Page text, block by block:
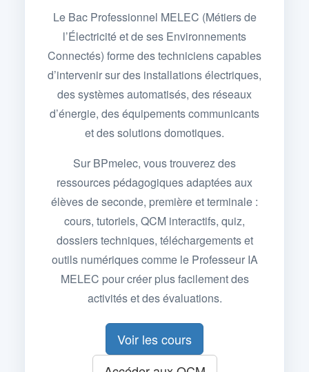
Le Bac Professionnel MELEC (Métiers de
l’Électricité et de ses Environnements
Connectés) forme des techniciens capables
d’intervenir sur des installations électriques,
des systèmes automatisés, des réseaux
d’énergie, des équipements communicants
et des solutions domotiques.
Sur BPmelec, vous trouverez des
ressources pédagogiques adaptées aux
élèves de seconde, première et terminale :
cours, tutoriels, QCM interactifs, quiz,
dossiers techniques, téléchargements et
outils numériques comme le Professeur IA
MELEC pour créer plus facilement des
activités et des évaluations.
Voir les cours